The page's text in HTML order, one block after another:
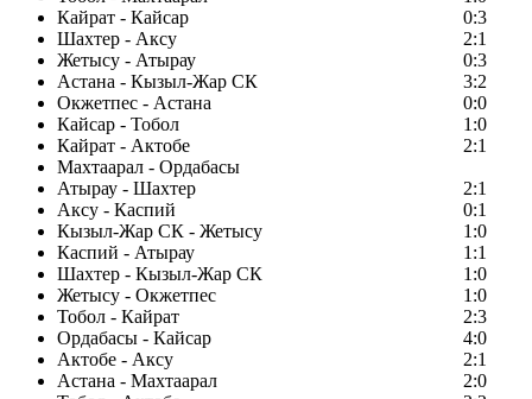
Кайрат - Кайсар
0:3
Шахтер - Аксу
2:1
Жетысу - Атырау
0:3
Астана - Кызыл-Жар СК
3:2
Окжетпес - Астана
0:0
Кайсар - Тобол
1:0
Кайрат - Актобе
2:1
Махтаарал - Ордабасы
Атырау - Шахтер
2:1
Аксу - Каспий
0:1
Кызыл-Жар СК - Жетысу
1:0
Каспий - Атырау
1:1
Шахтер - Кызыл-Жар СК
1:0
Жетысу - Окжетпес
1:0
Тобол - Кайрат
2:3
Ордабасы - Кайсар
4:0
Актобе - Аксу
2:1
Астана - Махтаарал
2:0